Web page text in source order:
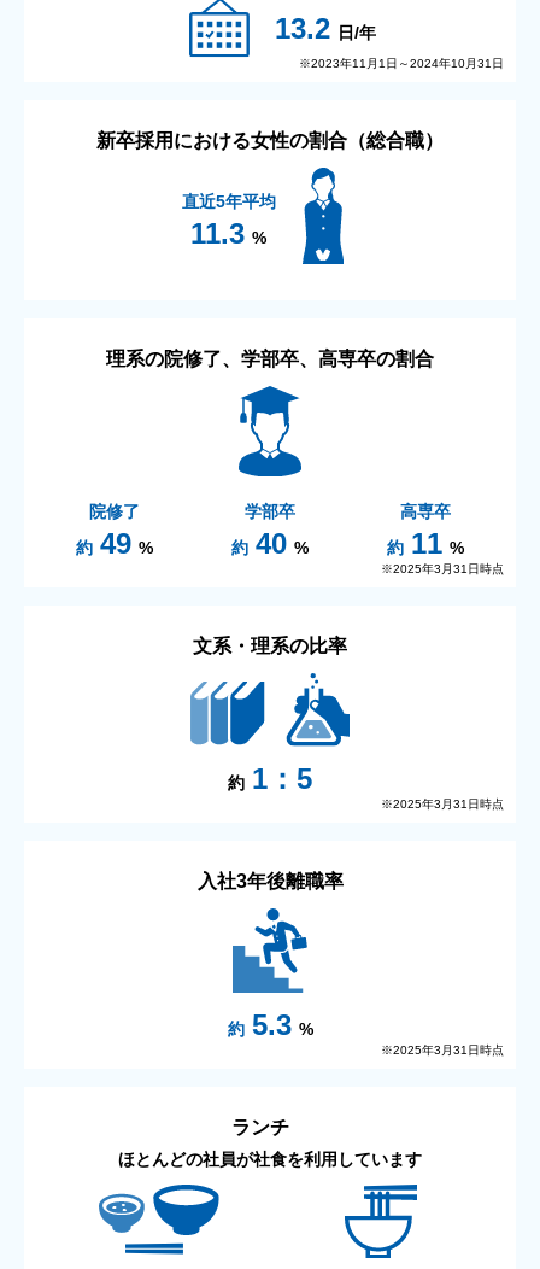
13.2 日/年
※2023年11月1日～2024年10月31日
新卒採用における女性の割合（総合職）
直近5年平均
11.3 %
理系の院修了、学部卒、高専卒の割合
院修了
約 49 %
学部卒
約 40 %
高専卒
約 11 %
※2025年3月31日時点
文系・理系の比率
約 1：5
※2025年3月31日時点
入社3年後離職率
約 5.3 %
※2025年3月31日時点
ランチ
ほとんどの社員が社食を利用しています